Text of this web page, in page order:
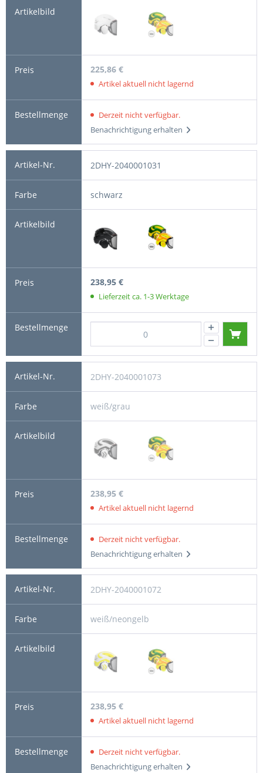
225,86 €
Artikel aktuell nicht lagernd
Derzeit nicht verfügbar.
Benachrichtigung erhalten
2DHY-2040001031
schwarz
238,95 €
Lieferzeit ca. 1-3 Werktage
2DHY-2040001073
weiß/grau
238,95 €
Artikel aktuell nicht lagernd
Derzeit nicht verfügbar.
Benachrichtigung erhalten
2DHY-2040001072
weiß/neongelb
238,95 €
Artikel aktuell nicht lagernd
Derzeit nicht verfügbar.
Benachrichtigung erhalten